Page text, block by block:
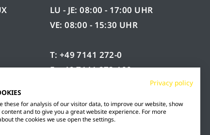
LU - JE: 08:00 - 17:00 UHR
VE: 08:00 - 15:30 UHR
T: +49 7141 272-0
F: +49 7141 272-100
Privacy policy
these for analysis of our visitor data, to improve our website, show
and to give you a great website experience. For more
the cookies we use open the settings.